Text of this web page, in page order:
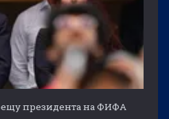
президента на ФИФА